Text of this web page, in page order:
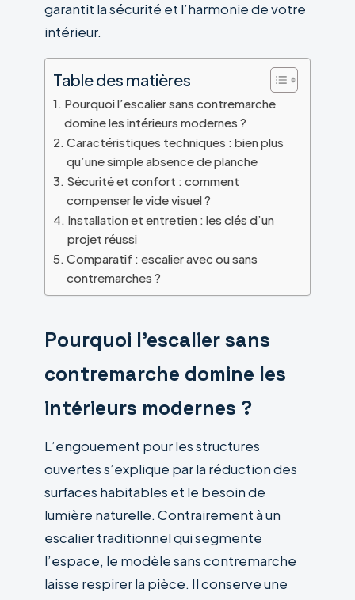
garantit la sécurité et l’harmonie de votre
intérieur.
Table des matières
Pourquoi l’escalier sans contremarche
domine les intérieurs modernes ?
Caractéristiques techniques : bien plus
qu’une simple absence de planche
Sécurité et confort : comment
compenser le vide visuel ?
Installation et entretien : les clés d’un
projet réussi
Comparatif : escalier avec ou sans
contremarches ?
Pourquoi l’escalier sans
contremarche domine les
intérieurs modernes ?
L’engouement pour les structures
ouvertes s’explique par la réduction des
surfaces habitables et le besoin de
lumière naturelle. Contrairement à un
escalier traditionnel qui segmente
l’espace, le modèle sans contremarche
laisse respirer la pièce. Il conserve une